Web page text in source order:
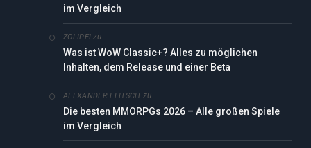
im Vergleich
ZOLIPEI zu
Was ist WoW Classic+? Alles zu möglichen
Inhalten, dem Release und einer Beta
ALEXANDER LEITSCH zu
Die besten MMORPGs 2026 – Alle großen Spiele
im Vergleich